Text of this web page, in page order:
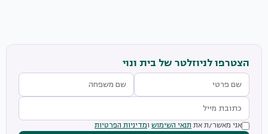
הצטרפו לניוזלטר של בית ונוי
אני מאשר/ת את תנאי השימוש ומדיניות הפרטיות